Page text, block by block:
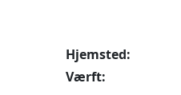
Hjemsted:
Værft: